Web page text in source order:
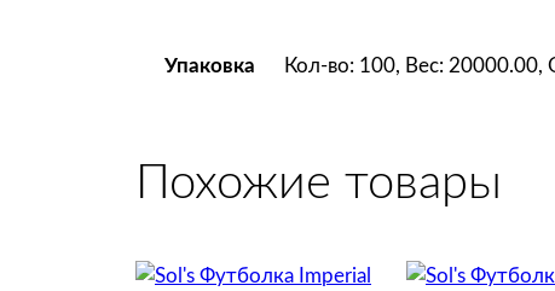
Упаковка Кол-во: 100, Вес:
Похожие товары